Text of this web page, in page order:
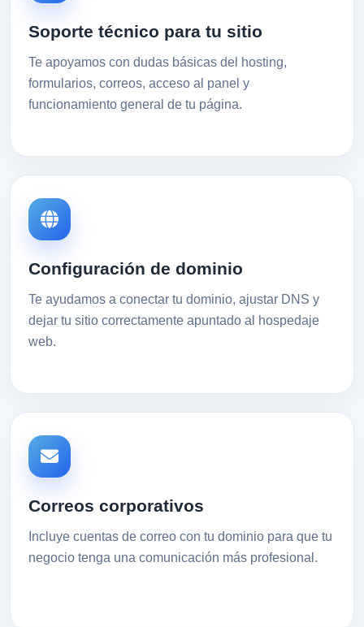
Soporte técnico para tu sitio
Te apoyamos con dudas básicas del hosting,
formularios, correos, acceso al panel y
funcionamiento general de tu página.
Configuración de dominio
Te ayudamos a conectar tu dominio, ajustar DNS y
dejar tu sitio correctamente apuntado al hospedaje
web.
Correos corporativos
Incluye cuentas de correo con tu dominio para que tu
negocio tenga una comunicación más profesional.